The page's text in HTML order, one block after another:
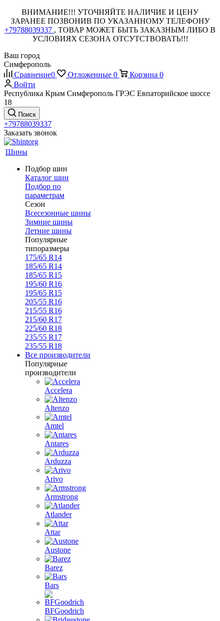
ВНИМАНИЕ!!! УТОЧНЯЙТЕ НАЛИЧИЕ И ЦЕНУ
ЗАРАНЕЕ ПОЗВОНИВ ПО УКАЗАННОМУ ТЕЛЕФОНУ
+79788039337 , ТОВАР МОЖЕТ БЫТЬ ЗАКАЗНЫМ ЛИБО В
УСЛОВИЯХ СЕЗОНА ОТСУТСТВОВАТЬ!!!
Ваш город
Симферополь
Сравнение0 Отложенные 0 Корзина 0
Войти
Республика Крым Симферополь ГРЭС Евпаторийское шоссе
18
Поиск
+79788039337
Заказать звонок
Шины
Подбор шин
Каталог шин
Подбор по
параметрам
Сезон
Всесезонные шины
Зимние шины
Летние шины
Популярные
типоразмеры
175/65 R14
185/65 R14
185/65 R15
195/60 R16
195/65 R15
205/55 R16
215/55 R16
215/60 R17
225/60 R18
235/55 R17
235/55 R18
Все производители
Популярные
производители
Accelera
Altenzo
Amtel
Antares
Arduzza
Arivo
Armstrong
Atlander
Attar
Austone
Barez
Bars
BFGoodrich